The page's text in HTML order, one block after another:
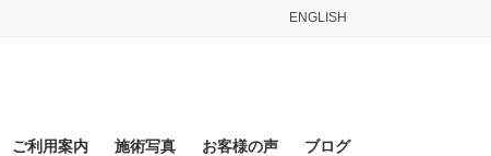
ENGLISH
ご利用案内 施術写真 お客様の声 ブログ